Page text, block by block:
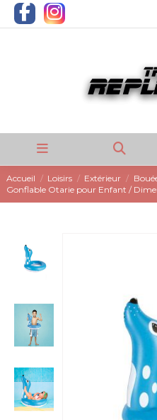
Accueil Loisirs Extérieur
Gonflable Otarie pour Enfant /